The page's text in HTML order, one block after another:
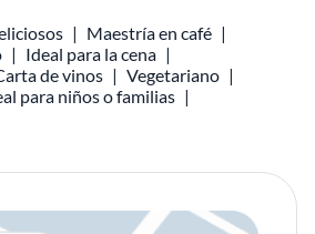
Maestría en café
Ideal para la cena
de vinos
Vegetariano
para niños o familias